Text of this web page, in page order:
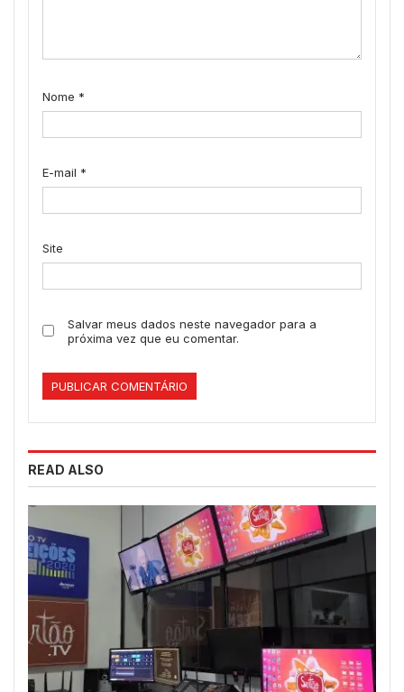
Nome *
E-mail *
Site
Salvar meus dados neste navegador para a
próxima vez que eu comentar.
READ ALSO